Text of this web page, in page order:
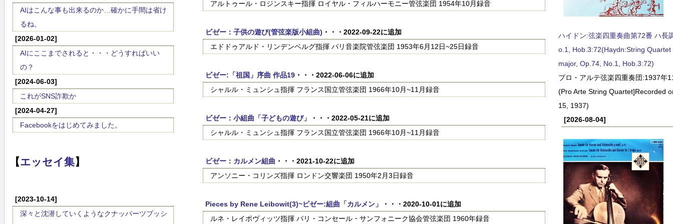
AIはこんな事も出来るのか…確かに手間は省け
るね。
[2026-01-02]
AIにここまでされると・・・どうすればいい
の？
[2024-06-03]
これがSNS詐欺か
[2024-04-27]
Facebookをはじめてみました。
【エッセイ集】
[2023-10-14]
深々と沈潜していくようなクナッパーツブッシ
アルトゥール・ロジンスキー指揮 ロイヤル・フィルハーモニー管弦楽団 1954年10月録音
ビゼー：子供の遊び(管弦楽版小組曲) ・・・2022-09-22に追加
エドドゥアルド・リンデンベルグ指揮 パリ音楽院管弦楽団 1953年6月12日~25日録音
ビゼー:「祖国」序曲 作品19・・・2022-06-06に追加
シャルル・ミュンシュ指揮 フランス国立管弦楽団 1966年10月~11月録音
ビゼー：小組曲「子どもの遊び」
・・・2022-05-21に追加
シャルル・ミュンシュ指揮 フランス国立管弦楽団 1966年10月~11月録音
ビゼー：カルメン組曲 ・・・2021-10-22に追加
アンソニー・コリンズ指揮 ロンドン交響楽団 1950年2月3日録音
Pieces by Rene Leibowit(3)~ビゼー:組曲「カルメン」
・・・2020-10-01に追加
ルネ・レイボヴィッツ指揮 パリ・コンセール・サンフォニーク協会管弦楽団 1960年録音
ハイドン:弦楽四重奏曲第72番 ハ長
o.1, Hob.3:72(Haydn:String Quartet
major, Op.74, No.1, Hob.3:72)
プロ・アルテ弦楽四重奏団:1937年
(Pro Arte String Quartet]Recorded
15, 1937)
[2026-08-04]